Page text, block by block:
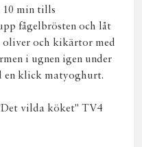
10 min tills
fågelbrösten och låt
oliver och kikärtor med
i ugnen igen under
en klick matyoghurt.
"Det vilda köket" TV4